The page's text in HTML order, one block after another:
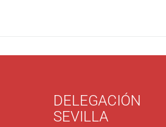
DELEGACIÓN
SEVILLA